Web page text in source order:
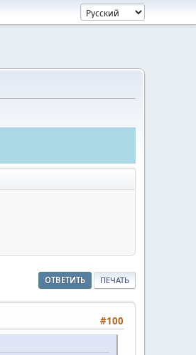
ОТВЕТИТЬ ПЕЧАТЬ
#100